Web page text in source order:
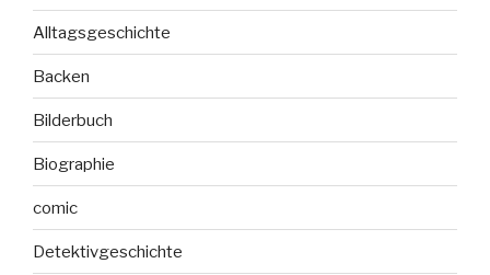
Alltagsgeschichte
Backen
Bilderbuch
Biographie
comic
Detektivgeschichte